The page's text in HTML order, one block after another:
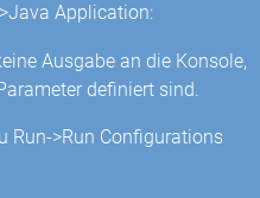
Application:
Ausgabe an die Konsole,
definiert sind.
Run->Run Configurations